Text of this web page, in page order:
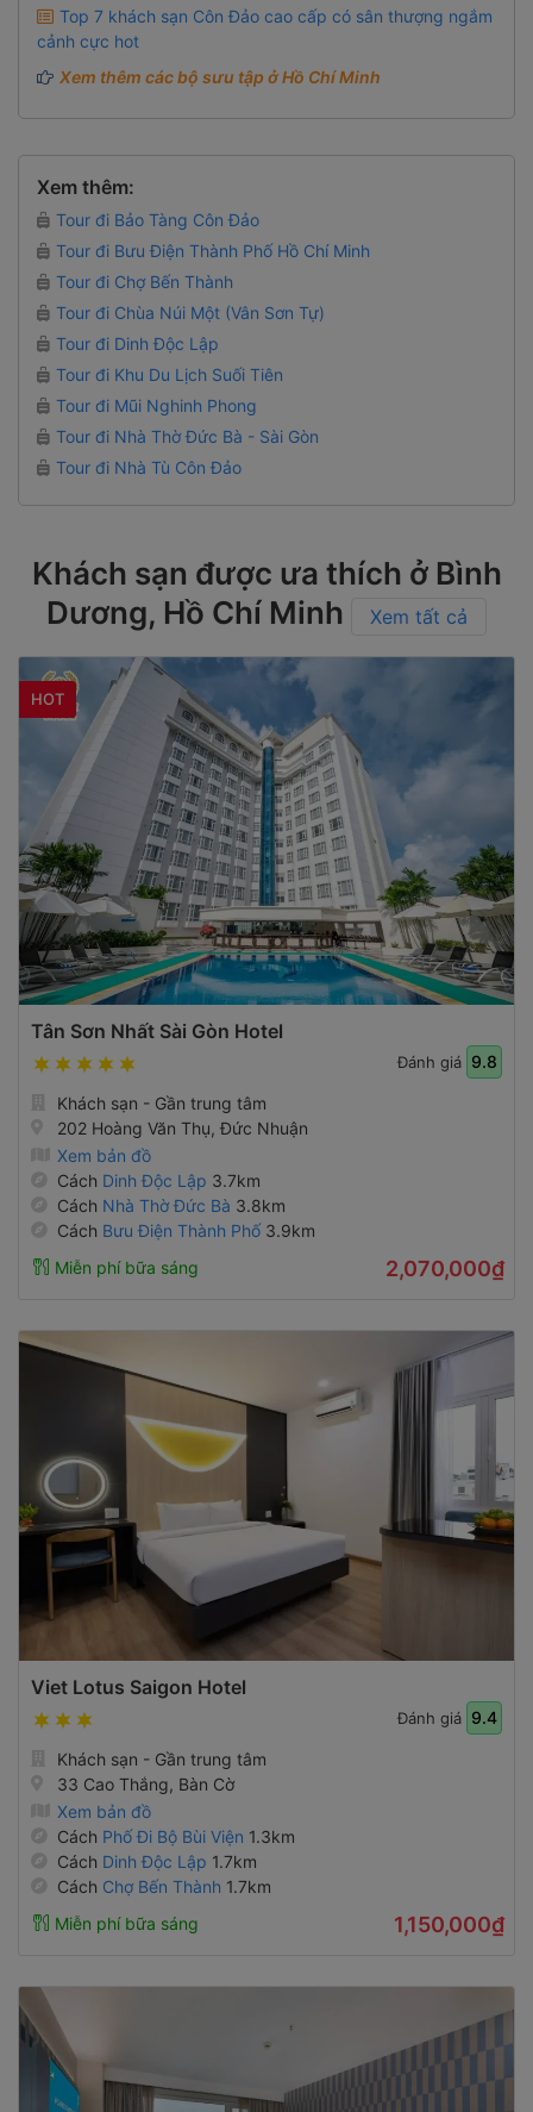
Top 7 khách sạn Côn Đảo cao cấp có sân thượng ngắm
cảnh cực hot
Xem thêm các bộ sưu tập ở Hồ Chí Minh
Xem thêm:
Tour đi Bảo Tàng Côn Đảo
Tour đi Bưu Điện Thành Phố Hồ Chí Minh
Tour đi Chợ Bến Thành
Tour đi Chùa Núi Một (Vân Sơn Tự)
Tour đi Dinh Độc Lập
Tour đi Khu Du Lịch Suối Tiên
Tour đi Mũi Nghinh Phong
Tour đi Nhà Thờ Đức Bà - Sài Gòn
Tour đi Nhà Tù Côn Đảo
Khách sạn được ưa thích ở Bình
Dương, Hồ Chí Minh
Xem tất cả
HOT
Tân Sơn Nhất Sài Gòn Hotel
Đánh giá 9.8
Khách sạn - Gần trung tâm
202 Hoàng Văn Thụ, Đức Nhuận
Xem bản đồ
Cách Dinh Độc Lập 3.7km
Cách Nhà Thờ Đức Bà 3.8km
Cách Bưu Điện Thành Phố3.9km
Miễn phí bữa sáng
2,070,000₫
Viet Lotus Saigon Hotel
Đánh giá 9.4
Khách sạn - Gần trung tâm
33 Cao Thắng, Bàn Cờ
Xem bản đồ
Cách Phố Đi Bộ Bùi Viện 1.3km
Cách Dinh Độc Lập 1.7km
Cách Chợ Bến Thành 1.7km
Miễn phí bữa sáng
1,150,000₫